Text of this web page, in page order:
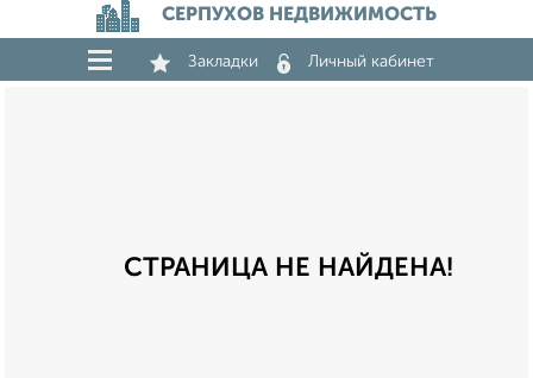
СЕРПУХОВ НЕДВИЖИМОСТЬ
Закладки Личный кабинет
СТРАНИЦА НЕ НАЙДЕНА!